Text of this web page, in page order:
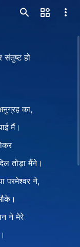
संतुष्ट हो
का,
मैं।
तोड़ा मैंने।
परमेश्वर ने,
ने मेरे